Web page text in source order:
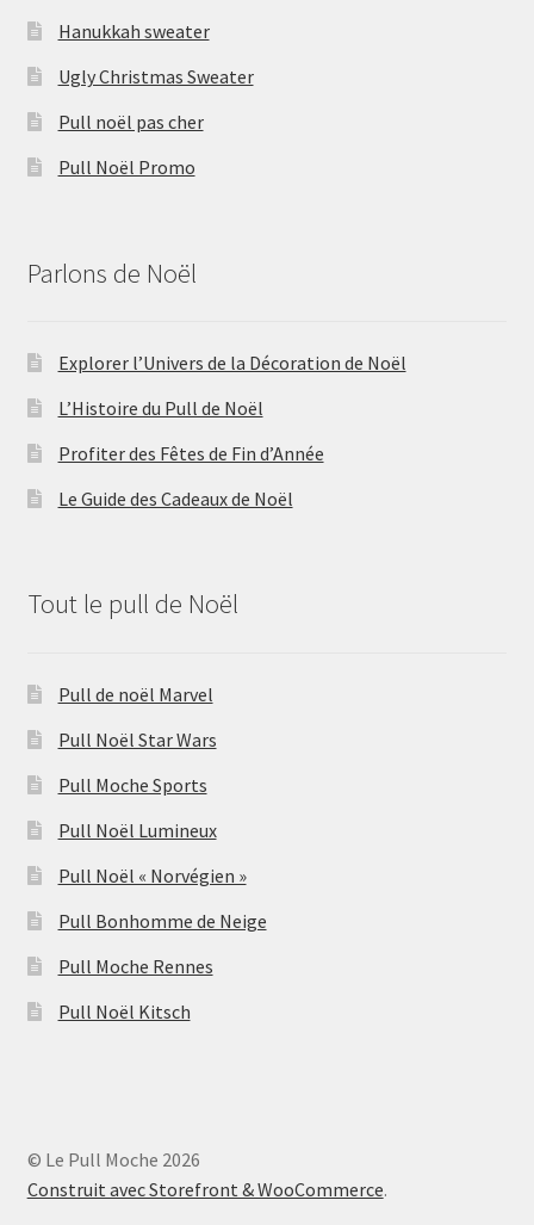
Hanukkah sweater
Ugly Christmas Sweater
Pull noël pas cher
Pull Noël Promo
Parlons de Noël
Explorer l’Univers de la Décoration de Noël
L’Histoire du Pull de Noël
Profiter des Fêtes de Fin d’Année
Le Guide des Cadeaux de Noël
Tout le pull de Noël
Pull de noël Marvel
Pull Noël Star Wars
Pull Moche Sports
Pull Noël Lumineux
Pull Noël « Norvégien »
Pull Bonhomme de Neige
Pull Moche Rennes
Pull Noël Kitsch
© Le Pull Moche 2026
Construit avec Storefront & WooCommerce.